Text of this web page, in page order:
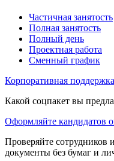
Частичная занятость
Полная занятость
Полный день
Проектная работа
Сменный график
Корпоративная
Какой соцпакет вы
Оформляйте кандидатов
Проверяйте сотрудников
документы без бумаг и